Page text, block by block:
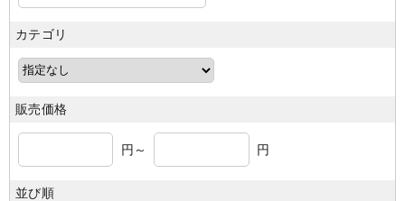
カテゴリ
販売価格
円～ 円
並び順